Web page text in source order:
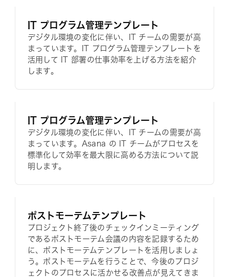
IT プログラム管理テンプレート
デジタル環境の変化に伴い、IT チームの需要が高
まっています。IT プログラム管理テンプレートを
活用して IT 部署の仕事効率を上げる方法を紹介
します。
IT プログラム管理テンプレート
デジタル環境の変化に伴い、IT チームの需要が高
まっています。Asana の IT チームがプロセスを
標準化して効率を最大限に高める方法について説
明します。
ポストモーテムテンプレート
プロジェクト終了後のチェックインミーティング
であるポストモーテム会議の内容を記録するため
に、ポストモーテムテンプレートを活用しましょ
う。ポストモーテムを行うことで、今後のプロジ
ェクトのプロセスに活かせる改善点が見えてきま